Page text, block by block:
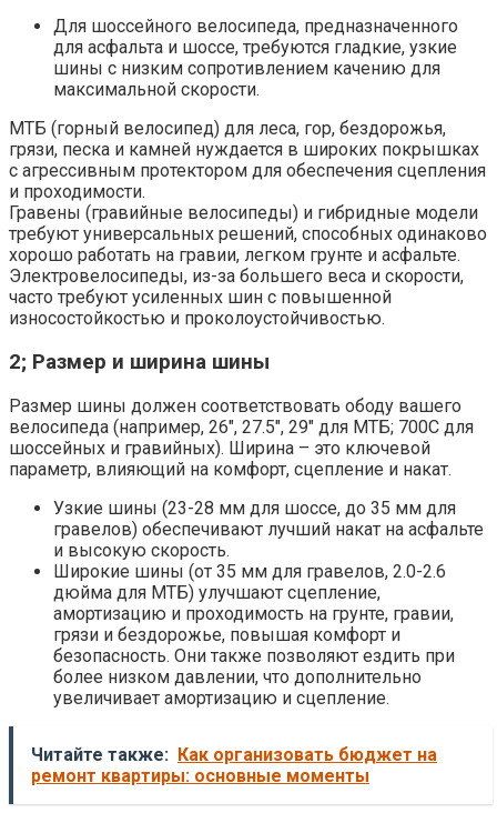
Для шоссейного велосипеда, предназначенного
для асфальта и шоссе, требуются гладкие, узкие
шины с низким сопротивлением качению для
максимальной скорости.
МТБ (горный велосипед) для леса, гор, бездорожья,
грязи, песка и камней нуждается в широких покрышках
с агрессивным протектором для обеспечения сцепления
и проходимости.
Гравены (гравийные велосипеды) и гибридные модели
требуют универсальных решений, способных одинаково
хорошо работать на гравии, легком грунте и асфальте.
Электровелосипеды, из-за большего веса и скорости,
часто требуют усиленных шин с повышенной
износостойкостью и проколоустойчивостью.
2; Размер и ширина шины
Размер шины должен соответствовать ободу вашего
велосипеда (например, 26″, 27.5″, 29″ для МТБ; 700C для
шоссейных и гравийных). Ширина – это ключевой
параметр, влияющий на комфорт, сцепление и накат.
Узкие шины (23-28 мм для шоссе, до 35 мм для
гравелов) обеспечивают лучший накат на асфальте
и высокую скорость.
Широкие шины (от 35 мм для гравелов, 2.0-2.6
дюйма для МТБ) улучшают сцепление,
амортизацию и проходимость на грунте, гравии,
грязи и бездорожье, повышая комфорт и
безопасность. Они также позволяют ездить при
более низком давлении, что дополнительно
увеличивает амортизацию и сцепление.
Читайте также: Как организовать бюджет на
ремонт квартиры: основные моменты